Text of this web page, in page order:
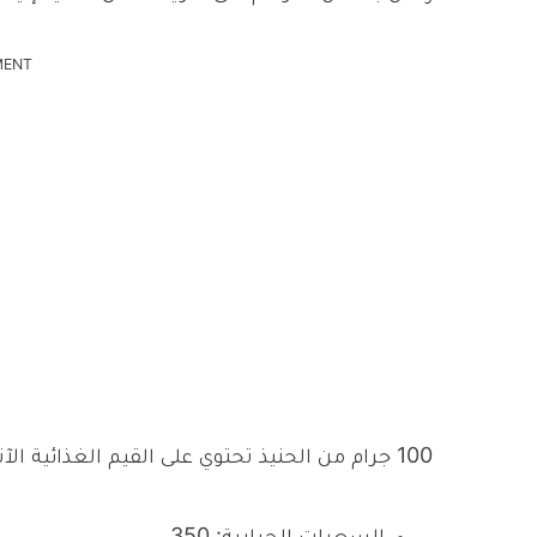
100 جرام من الحنيذ تحتوي على القيم الغذائية الآتية: